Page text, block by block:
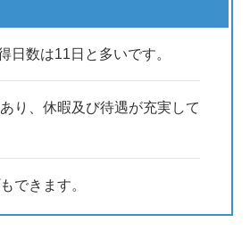
数は11日と多いです。
り、休暇及び待遇が充実して
できます。